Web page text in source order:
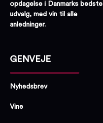
opdagelse i Danmarks bedste
udvalg, med vin til alle
anledninger.
GENVEJE
Nyhedsbrev
Vine